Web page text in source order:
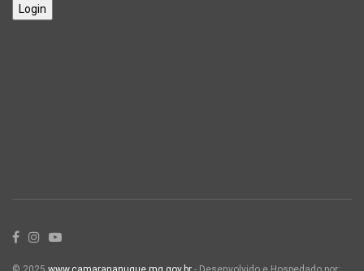
Login